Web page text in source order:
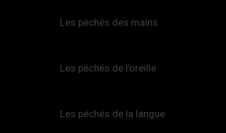
Les péchés des mains
Les péchés de l’oreille
Les péchés de la langue